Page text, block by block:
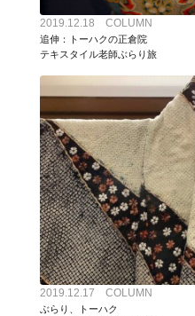
2019.12.18 COLUMN
追伸：トーハクの正倉院
テキスタイル老師ぶらり旅
2019.12.17 COLUMN
ぶらり、トーハク